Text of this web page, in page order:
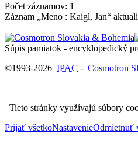
Počet záznamov: 1
Záznam „Meno : Kaigl, Jan“
Súpis pamiatok - encyklopedický
©1993-2026 IPAC - Cosmotron
Tieto stránky využívajú súbory
Prijať všetkoNastavenieOdmietnuť